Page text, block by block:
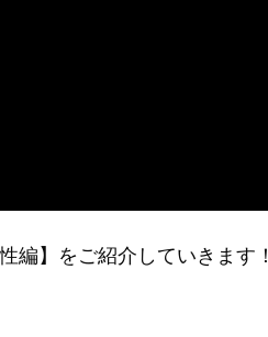
編】をご紹介していきます！